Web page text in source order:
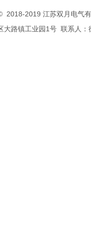
2018-2019 江苏双月电气
大路镇工业园1号 联系人